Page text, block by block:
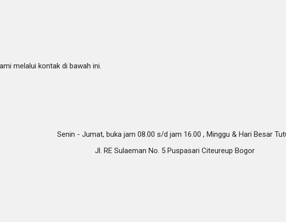
melalui kontak di bawah ini.
Senin - Jumat, buka jam 08.00 s/d jam 16.00 , Minggu & Hari Besar
Jl. RE Sulaeman No. 5 Puspasari Citeureup Bogor